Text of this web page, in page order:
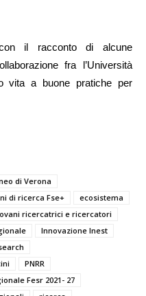
con il racconto di alcune
fra l’Università
vita a buone pratiche per
di Verona
di ricerca Fse+
ecosistema
ricercatrici e ricercatori
Innovazione Inest
PNRR
Fesr 2021- 27